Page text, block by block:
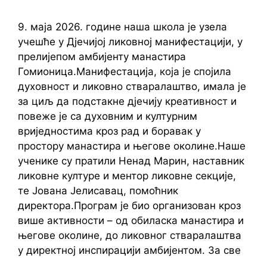
9. маја 2026. године наша школа је узела
учешће у Дјечијој ликовној манифестацији, у
прелијепом амбијенту манастира
Гомионица.Манифестација, која је спојила
духовност и ликовно стваралаштво, имала је
за циљ да подстакне дјечију креативност и
повеже је са духовним и културним
вриједностима кроз рад и боравак у
простору манастира и његове околине.Наше
ученике су пратили Ненад Марин, наставник
ликовне културе и ментор ликовне секције,
те Јована Јелисавац, помоћник
директора.Програм је био организован кроз
више активности – од обиласка манастира и
његове околине, до ликовног стваралаштва
у директној инспирацији амбијентом. За све